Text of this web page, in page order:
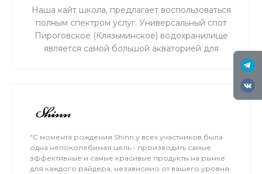
Наша кайт школа, предлагает воспользоваться
полным спектром услуг. Универсальный спот
Пироговское (Клязьминское) водохранилище
является самой большой акваторией для
"С момента рождения Shinn у всех участников была
одна непоколебимая цель - производить самые
эффективные и самые красивые продукты на рынке
для каждого райдера, независимо от вашего уровня